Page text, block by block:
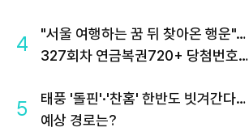
4
"서울 여행하는 꿈 뒤 찾아온 행운"…
327회차 연금복권720+ 당첨번호조
5
태풍 '돌핀'·'찬홈' 한반도 빗겨간다…
예상 경로는?